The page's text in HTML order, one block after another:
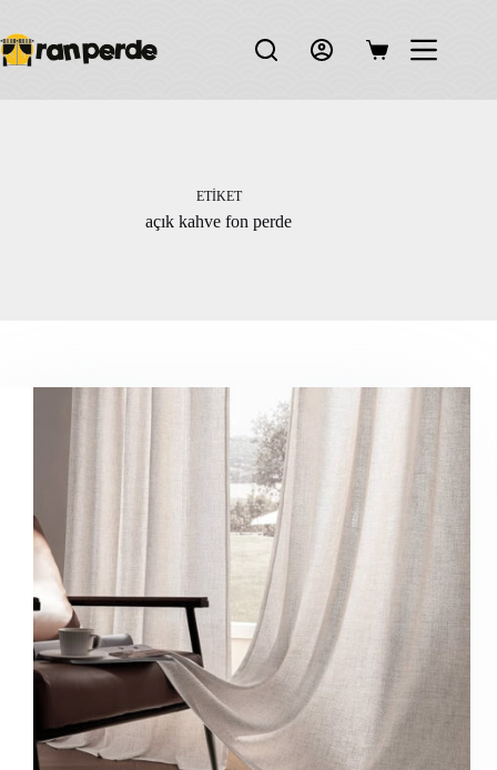
content
Shopping
ETIKET
açık kahve fon perde